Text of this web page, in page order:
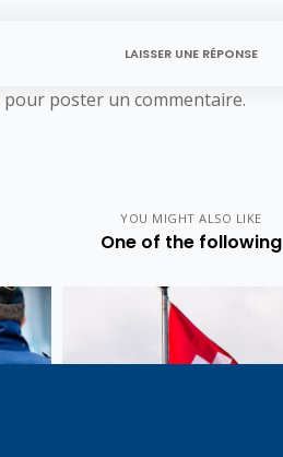
LAISSER UNE RÉPONSE
pour poster un commentaire.
YOU MIGHT ALSO LIKE
One of the following